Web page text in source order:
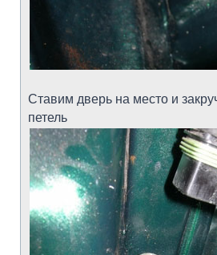
Ставим дверь на место и
петель